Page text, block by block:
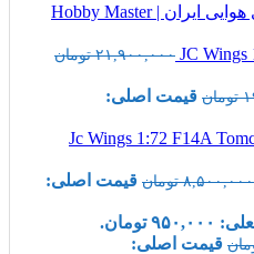
ماکت جنگنده اف 86 سابر اکروجت نیروی هوایی ایران | Hobby Master
۲۱,۹۰۰,۰۰۰ تومان
تومان قیمت اصلی:
۸,۵۰۰,۰۰۰ تومان قیمت اصلی:
تومان.
قیمت اصلی: